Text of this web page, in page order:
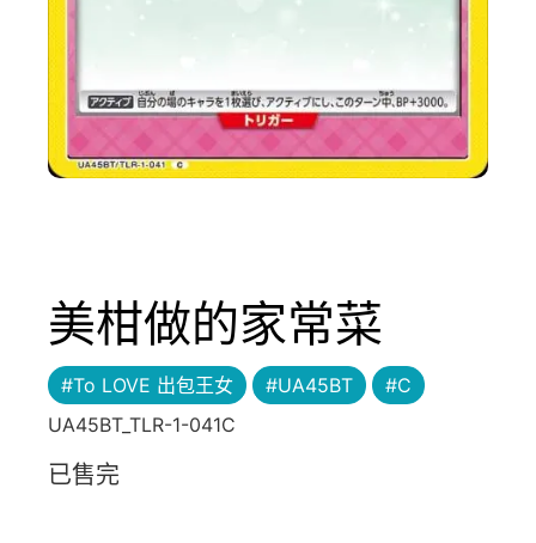
美柑做的家常菜
#To LOVE 出包王女 #UA45BT
#C
UA45BT_TLR-1-041C
已售完